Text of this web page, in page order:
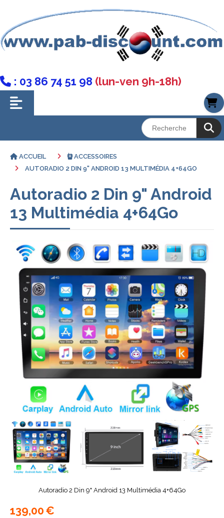
 : 03 86 74 51 98 (lun-ven 9h-18h)
ACCUEIL
ACCESSOIRES
AUTORADIO 2 DIN 9" ANDROID 13 MULTIMÉDIA 4+64GO
Autoradio 2 Din 9" Android
13 Multimédia 4+64Go
Autoradio 2 Din 9" Android 13 Multimédia 4+64Go
139,00€